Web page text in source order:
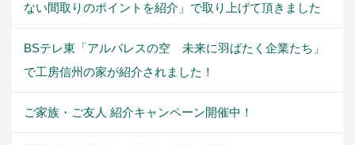
ない間取りのポイントを紹介」で取り上げて頂きました
BSテレ東「アルバレスの空 未来に羽ばたく企業たち」
で工房信州の家が紹介されました！
ご家族・ご友人 紹介キャンペーン開催中！